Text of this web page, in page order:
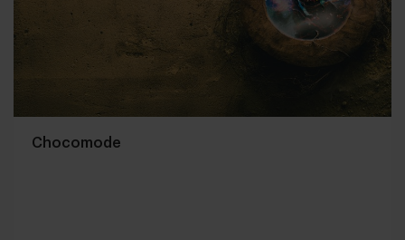
Chocomode